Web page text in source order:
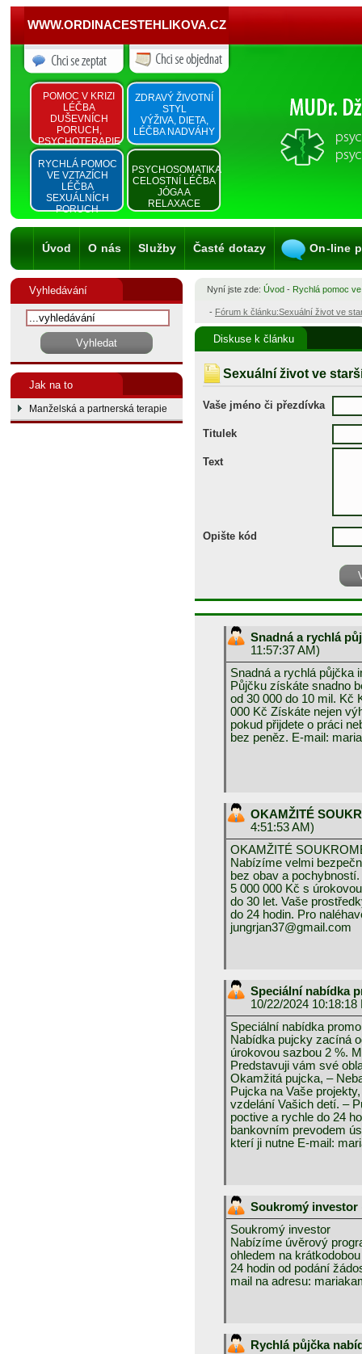
WWW.ORDINACESTEHLIKOVA.CZ
POMOC V KRIZI
LÉČBA
DUŠEVNÍCH
PORUCH,
PSYCHOTERAPIE
ZDRAVÝ ŽIVOTNÍ
STYL
VÝŽIVA, DIETA,
LÉČBA NADVÁHY
RYCHLÁ POMOC
VE VZTAZÍCH
LÉČBA
SEXUÁLNÍCH
PORUCH
PSYCHOSOMATIKA
CELOSTNÍ LÉČBA
JÓGA A
RELAXACE
Úvod O nás Služby Časté dotazy On-line
Vyhledávání
Jak na to
Manželská a partnerská terapie
Nyní jste zde: Úvod - Rychlá pomoc
- Fórum k článku:Sexuální život ve
Diskuse k článku
Sexuální život ve
Vaše jméno či přezdívka
Titulek
Text
Opište kód
Snadná a rychlá
11:57:37 AM)
Snadná a rychlá půjčka
Půjčku získáte snadno
od 30 000 do 10 mil. Kč
000 Kč Získáte nejen
pokud přijdete o práci
bez peněz. E-mail:
OKAMŽITÉ
4:51:53 AM)
OKAMŽITÉ
Nabízíme velmi
bez obav a
5 000 000 Kč s
do 30 let. Vaše
do 24 hodin. Pro
jungrjan37@gmail.com
Speciální nabídka
10/22/2024 10:18:18
Speciální nabídka
Nabídka pujcky zacíná
úrokovou sazbou 2 %.
Predstavuji vám své
Okamžitá pujcka, –
Pujcka na Vaše
vzdelání Vašich detí. –
poctive a rychle do 24
bankovním prevodem
kterí ji nutne E-mail:
Soukromý investor
Soukromý investor
Nabízíme úvěrový
ohledem na
24 hodin od podání
mail na adresu:
Rychlá půjčka